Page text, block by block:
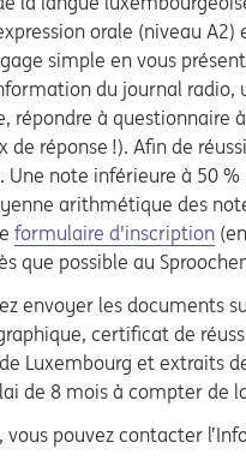
orale (niveau
simple en vous
du journal
répondre à
réponse !). Afin de
Une note inférieure à 50
arithmétique des
formulaire d'inscription
que possible au
envoyer les documents
certificat de
Luxembourg et extraits
de 8 mois à compter de
pouvez contacter